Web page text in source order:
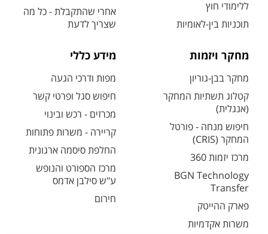
ללימודי חוץ
תוכניות בין-לאומיות
אחרי שהתקבלת - כל מה
שצריך לדעת
מחקר ויזמות
מחקר בבן-גוריון
קטלוג תשתיות המחקר
(אנגלית)
חיפוש מנחה - פורטל
המחקר (CRIS)
מרכז יזמות 360
BGN Technology
Transfer
פארק ההייטק
משרות אקדמיות
מידע כללי
מפות ודרכי הגעה
חיפוש סגל ופרטי קשר
מכרזים - רכש ובינוי
קריירה - משרות פתוחות
החלפת סיסמה ארגונית
מרכז הספורט והנופש
ע"ש סילבן אדמס
חירום